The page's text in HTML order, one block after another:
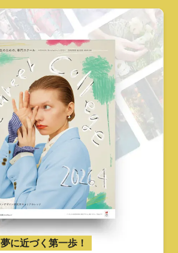
夢に近づく第一歩！